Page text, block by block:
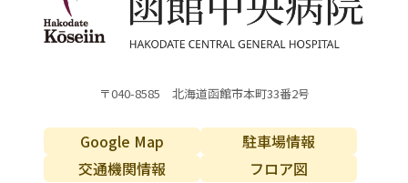
〒040-8585 北海道函館市本町33番2号
Google Map
駐車場情報
交通機関情報
フロア図